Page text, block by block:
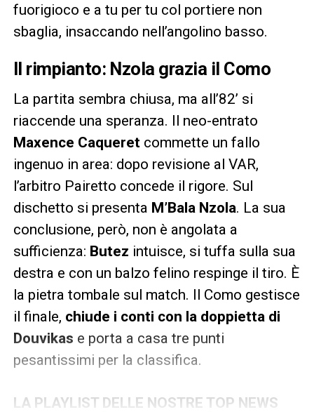
fuorigioco e a tu per tu col portiere non
sbaglia, insaccando nell’angolino basso.
Il rimpianto: Nzola grazia il Como
La partita sembra chiusa, ma all’82’ si
riaccende una speranza. Il neo-entrato
Maxence Caqueretcommette un fallo
ingenuo in area: dopo revisione al VAR,
l’arbitro Pairetto concede il rigore. Sul
dischetto si presenta M’Bala Nzola. La sua
conclusione, però, non è angolata a
sufficienza: Butez intuisce, si tuffa sulla sua
destra e con un balzo felino respinge il tiro. È
la pietra tombale sul match. Il Como gestisce
il finale, chiude i conti con la doppietta di
Douvikas e porta a casa tre punti
pesantissimi per la classifica.
LA PLAYLIST DELLE NOSTRE TOP NEWS